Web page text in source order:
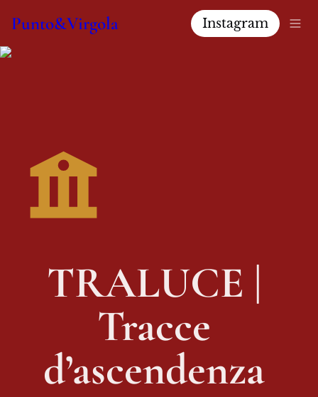
Punto&Virgola Instagram
TRALUCE |
Tracce
d’ascendenza